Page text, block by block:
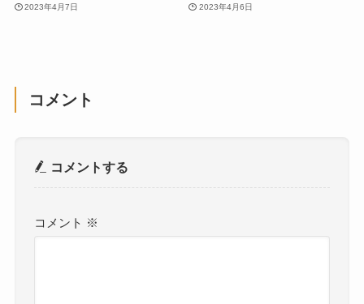
2023年4月7日 2023年4月6日
コメント
コメントする
コメント ※